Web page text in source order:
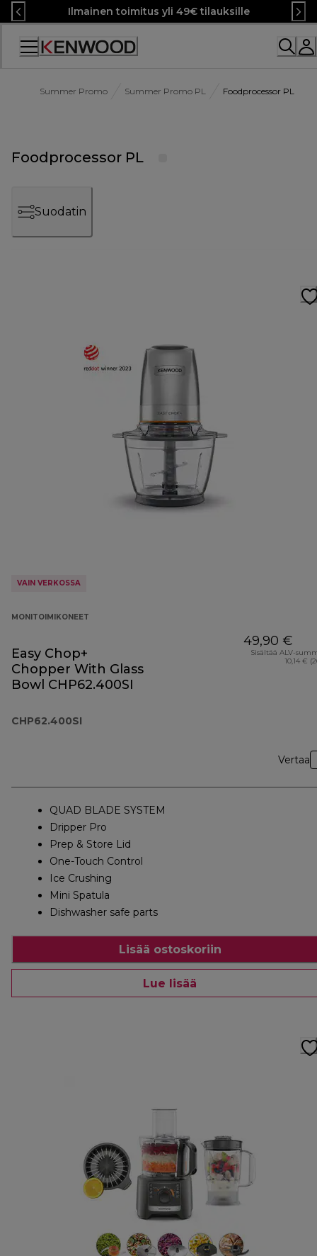
Skip
to
Content
Ilmainen toimitus yli 49€ tilauksille
Summer Promo Summer Promo PL Foodprocessor PL
Foodprocessor PL
Suodatin
VAIN VERKOSSA
MONITOIMIKONEET
Easy Chop+
Chopper With Glass
Bowl CHP62.400SI
CHP62.400SI
49,90 €
Sisältää ALV-
10,14 €
Vertaa
QUAD BLADE SYSTEM
Dripper Pro
Prep & Store Lid
One-Touch Control
Ice Crushing
Mini Spatula
Dishwasher safe parts
Lisää ostoskoriin
Lue lisää